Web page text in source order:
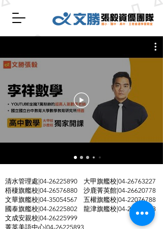
清水管理處|04-26225890 大甲旗艦校|04-26763227
梧棲旗艦校|04-26576880 沙鹿菁英館|04-26620778
文華旗艦校|04-35054567​ 五權旗艦校|04-22076788
國泰旗艦校|04-26225802 龍津旗艦校|04-26395858
文成安親校|04-26225999
菁英美語中心|04-26225893